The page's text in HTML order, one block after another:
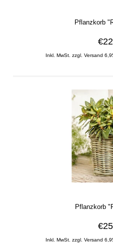
Pflanzkorb
Inkl. MwSt. zzgl. Versand
Pflanzkorb
Inkl. MwSt. zzgl. Versand